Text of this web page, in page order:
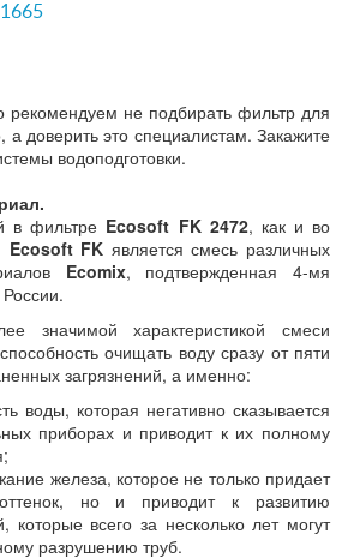
1665
рекомендуем не подбирать фильтр для
а доверить это специалистам. Закажите
водоподготовки.
в фильтре Ecosoft FK 2472, как и во
Ecosoft FK является смесь различных
Ecomix, подтвержденная 4-мя
значимой характеристикой смеси
очищать воду сразу от пяти
загрязнений, а именно:
воды, которая негативно сказывается
приборах и приводит к их полному
железа, которое не только придает
но и приводит к развитию
которые всего за несколько лет могут
разрушению труб.